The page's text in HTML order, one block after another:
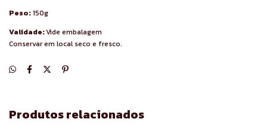
Peso:150g
Validade:Vide embalagem
Conservar em local seco e fresco.
Produtos relacionados